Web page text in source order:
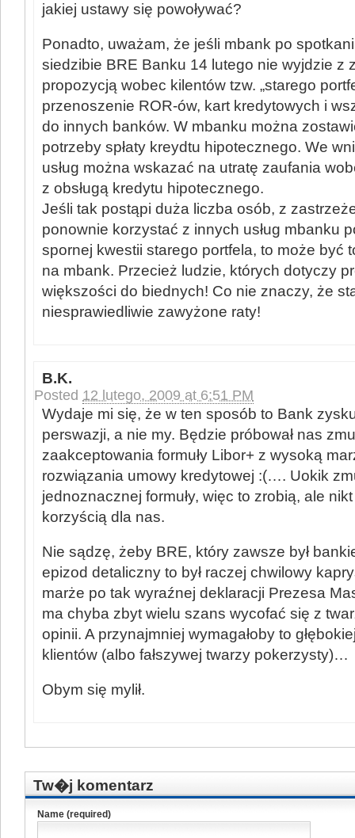
jakiej ustawy się powoływać?
Ponadto, uważam, że jeśli mbank po
siedzibie BRE Banku 14 lutego nie wyjdzie z
propozycją wobec kilentów tzw. „starego
przenoszenie ROR-ów, kart kredytowych i
do innych banków. W mbanku można
potrzeby spłaty kreydtu hipotecznego. We
usług można wskazać na utratę zaufania
z obsługą kredytu hipotecznego.
Jeśli tak postąpi duża liczba osób, z
ponownie korzystać z innych usług mbanku
spornej kwestii starego portfela, to może być
na mbank. Przecież ludzie, których dotyczy
większości do biednych! Co nie znaczy, że
niesprawiedliwie zawyżone raty!
B.K.
Posted 12 lutego, 2009 at 6:51 PM
Wydaje mi się, że w ten sposób to Bank
perswazji, a nie my. Będzie próbował nas
zaakceptowania formuły Libor+ z wysoką
rozwiązania umowy kredytowej :(…. Uokik
jednoznacznej formuły, więc to zrobią, ale
korzyścią dla nas.
Nie sądzę, żeby BRE, który zawsze był
epizod detaliczny to był raczej chwilowy
marże po tak wyraźnej deklaracji Prezesa
ma chyba zbyt wielu szans wycofać się z
opinii. A przynajmniej wymagałoby to
klientów (albo fałszywej twarzy pokerzysty)…
Obym się mylił.
Tw�j komentarz
Name (required)